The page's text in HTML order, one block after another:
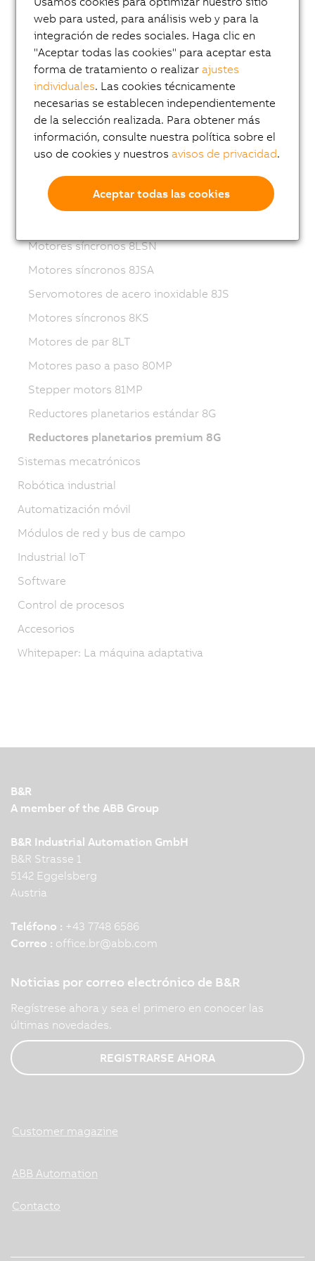
Variable frequency drives (VFD)
8LS-4 synchronous motors
8MS-4 synchronous motors
ACOPOSmotor Compact
Servomotores 8WSA
Motores reductores 8WSB
Motores síncronos 8LVA
Motores reductores 8LVB
Motores síncronos 8LWA
Motores síncronos 8LSN
Motores síncronos 8JSA
Servomotores de acero inoxidable 8JS
Motores síncronos 8KS
Motores de par 8LT
Motores paso a paso 80MP
Stepper motors 81MP
Reductores planetarios estándar 8G
Reductores planetarios premium 8G
Sistemas mecatrónicos
Robótica industrial
Automatización móvil
Módulos de red y bus de campo
Industrial IoT
Software
Control de procesos
Accesorios
Whitepaper: La máquina adaptativa
B&R
A member of the ABB Group
B&R Industrial Automation GmbH
B&R Strasse 1
5142 Eggelsberg
Austria
Teléfono : +43 7748 6586
Correo : office.br@abb.com
Noticias por correo electrónico de B&R
Regístrese ahora y sea el primero en conocer las
últimas novedades.
REGISTRARSE AHORA
Customer magazine
ABB Automation
Contacto
web para usted, para análisis web y para la
integración de redes sociales. Haga clic en
"Aceptar todas las cookies" para aceptar esta
forma de tratamiento o realizarajustes
individuales. Las cookies técnicamente
necesarias se establecen independientemente
de la selección realizada. Para obtener más
información, consulte nuestra política sobre el
uso de cookies y nuestrosavisos de privacidad.
Aceptar todas las cookies